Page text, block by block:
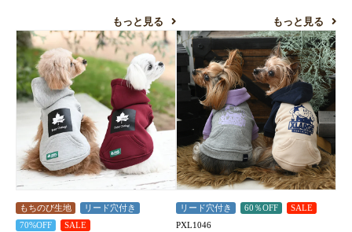
もっと見る もっと見る
もちのび生地
リード穴付き
70%OFF
SALE
リード穴付き 60％OFF SALE
PXL1046